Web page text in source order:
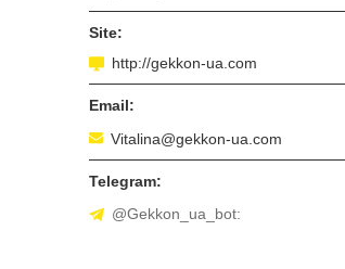
http://gekkon-ua.com
Vitalina@gekkon-ua.com
@Gekkon_ua_bot: